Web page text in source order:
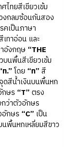
ทยสีเขียวเข้ม
งกลมซ้อนกันสอง
คเป็นภาษา
ทาอ่อน และ
อังกฤษ “THE
นพื้นสีเขียวเข้ม
ท.”โดย “ท” สี
ดสีน้ำเงินบนพื้นหก
ษร “T” ตรง
ว่าตัวอักษร
อักษร “C” เป็น
พื้นหกเหลี่ยมสีขาว